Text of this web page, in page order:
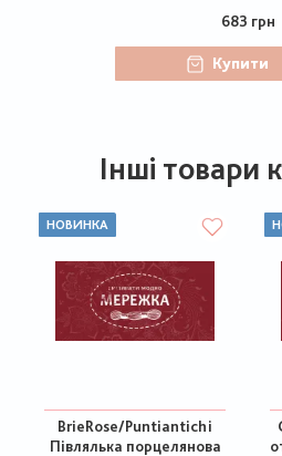
683 грн
Купити
Інші товари
НОВИНКА
BrieRose/Puntiantichi
Півлялька порцелянова